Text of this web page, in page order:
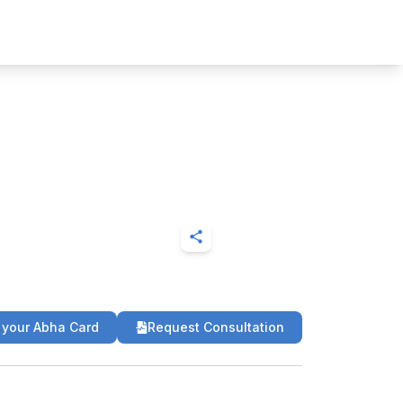
Abha Card
Request Consultation